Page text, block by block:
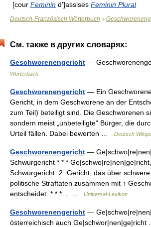
[cour Feminin d']assises Feminin Plural
Deutsch-Französisch Wörterbuch >
См. также в других словарях:
Geschworenengericht —
Wörterbuch
Geschworenengericht — Ein
Gericht, in dem Geschworene an der
zum Teil) beteiligt sind. Die Geschworenen
sondern meist „unbeteiligte“ Bürger, die
Urteil fällen. Dabei bewerten …
Deutsch
Geschworenengericht —
Schwurgericht * * *
Schwurgericht. 2. Gericht, das über schwere
politische Straftaten zusammen mit ↑
entscheidet. * * *… …
Universal-Lexikon
Geschworenengericht —
österreichisch auch